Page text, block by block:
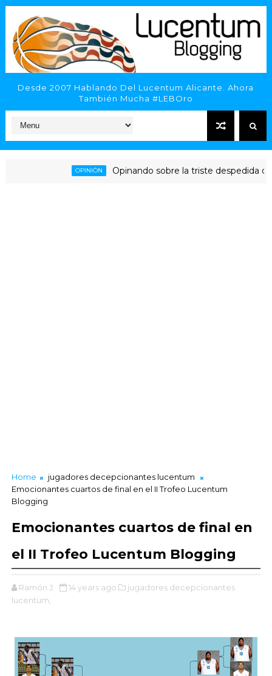
Desde 2007 Hablando Del Lucentum Alicante. Ahora
También Mucha #LEBOro
OPINIÓN Opinando sobre la triste despedida del
Home
jugadores decepcionantes lucentum
Emocionantes cuartos de final en el II Trofeo Lucentum
Blogging
Emocionantes cuartos de final en
el II Trofeo Lucentum Blogging
Ramón J. 14 years ago
jugadores decepcionantes
lucentum,